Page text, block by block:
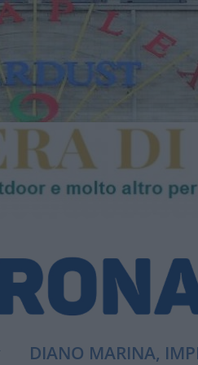
DIANO MARINA,